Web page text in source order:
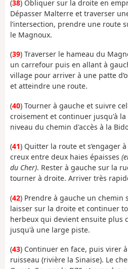
(38) Obliquer sur la droite en
Dépasser Malterre et traverser
l’intersection, prendre une route
le Magnoux.
(39) Traverser le hameau du
un carrefour puis en allant à
village pour arriver à une patte
et atteindre une route.
(40) Tourner à gauche et suivre
croisement et continuer jusqu'à
niveau du chemin d'accès à la
(41) Quitter la route et s’engager
creux entre deux haies épaisses
du Cher). Rester à gauche sur la
tourner à droite. Arriver très
(42) Prendre à gauche un chemin
laisser sur la droite et continuer
herbeux qui devient ensuite plus
jusqu'à une large piste.
(43) Continuer en face, puis virer
ruisseau (rivière la Sinaise). Le